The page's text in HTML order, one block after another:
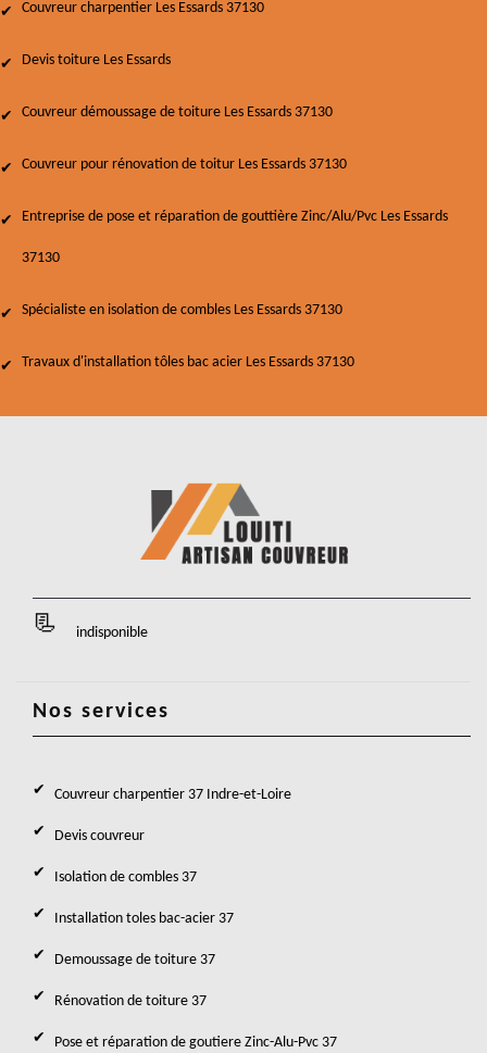
Couvreur charpentier Les Essards 37130
Devis toiture Les Essards
Couvreur démoussage de toiture Les Essards 37130
Couvreur pour rénovation de toitur Les Essards 37130
Entreprise de pose et réparation de gouttière Zinc/Alu/Pvc Les Essards
37130
Spécialiste en isolation de combles Les Essards 37130
Travaux d'installation tôles bac acier Les Essards 37130
indisponible
Nos services
Couvreur charpentier 37 Indre-et-Loire
Devis couvreur
Isolation de combles 37
Installation toles bac-acier 37
Demoussage de toiture 37
Rénovation de toiture 37
Pose et réparation de goutiere Zinc-Alu-Pvc 37